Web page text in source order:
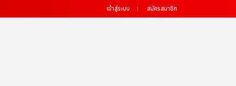
เข้าสู่ระบบ สมัครสมาชิก